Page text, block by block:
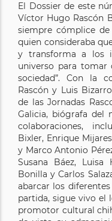
El Dossier de este
Víctor Hugo Rascón
siempre cómplice
quien consideraba
y transforma a los
universo para tomar
sociedad”. Con la
Rascón y Luis
de las Jornadas
Galicia, biógrafa del
colaboraciones,
Bixler, Enrique
y Marco Antonio
Susana Báez, Luisa
Bonilla y Carlos
abarcar los
partida, sigue vivo el
promotor cultural